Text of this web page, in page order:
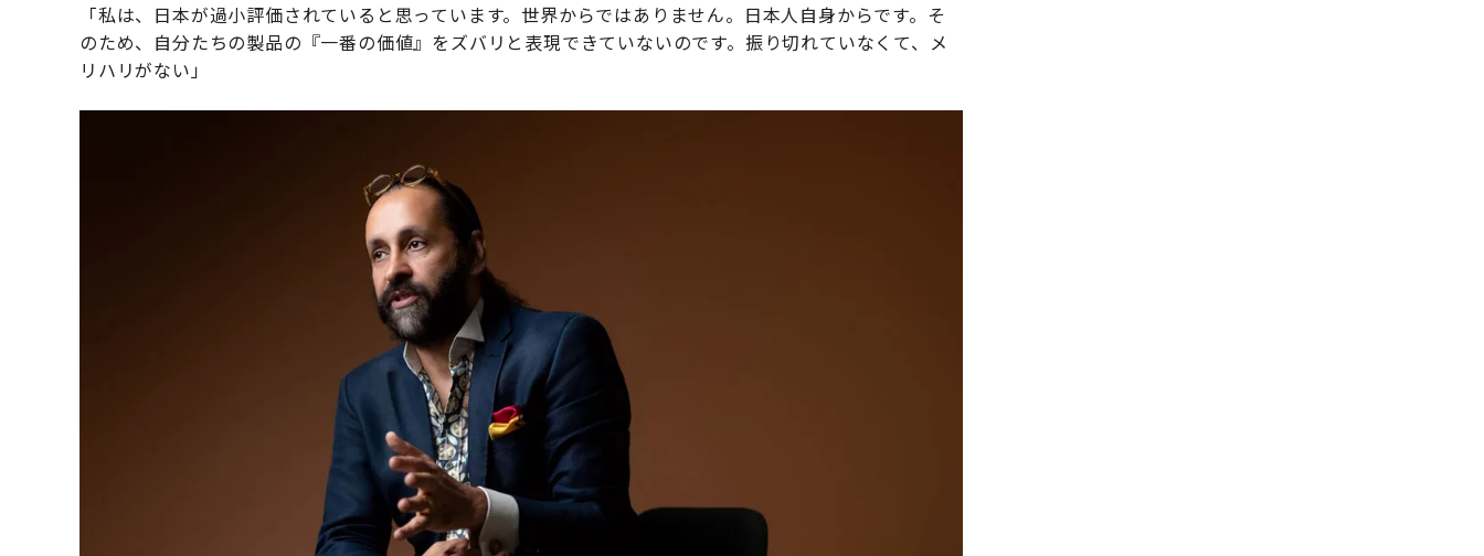
「私は、日本が過小評価されていると思っています。世界からではありません。日本人自身からです。そ
のため、自分たちの製品の『一番の価値』をズバリと表現できていないのです。振り切れていなくて、メ
リハリがない」